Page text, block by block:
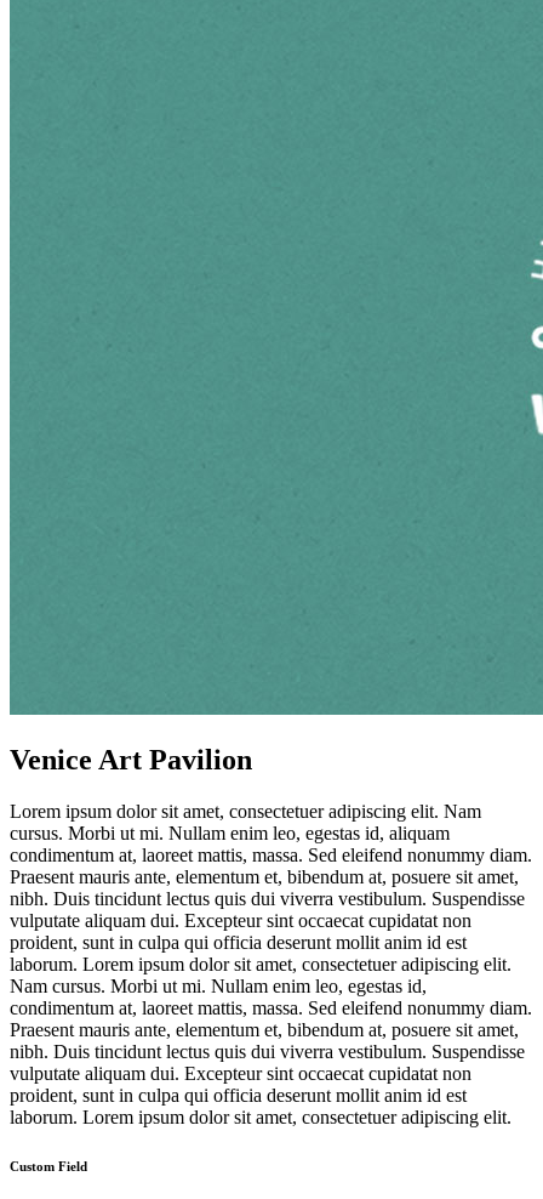
Venice Art Pavilion
Lorem ipsum dolor sit amet, consectetuer adipiscing elit. Nam
cursus. Morbi ut mi. Nullam enim leo, egestas id, aliquam
condimentum at, laoreet mattis, massa. Sed eleifend nonummy diam.
Praesent mauris ante, elementum et, bibendum at, posuere sit amet,
nibh. Duis tincidunt lectus quis dui viverra vestibulum. Suspendisse
vulputate aliquam dui. Excepteur sint occaecat cupidatat non
proident, sunt in culpa qui officia deserunt mollit anim id est
laborum. Lorem ipsum dolor sit amet, consectetuer adipiscing elit.
Nam cursus. Morbi ut mi. Nullam enim leo, egestas id,
condimentum at, laoreet mattis, massa. Sed eleifend nonummy diam.
Praesent mauris ante, elementum et, bibendum at, posuere sit amet,
nibh. Duis tincidunt lectus quis dui viverra vestibulum. Suspendisse
vulputate aliquam dui. Excepteur sint occaecat cupidatat non
proident, sunt in culpa qui officia deserunt mollit anim id est
laborum. Lorem ipsum dolor sit amet, consectetuer adipiscing elit.
Custom Field